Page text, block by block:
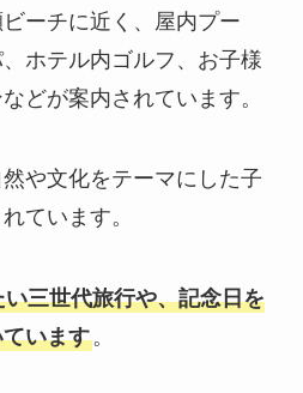
ーチに近く、屋内プー
ホテル内ゴルフ、お子様
どが案内されています。
や文化をテーマにした子
ています。
三世代旅行や、記念日を
います。